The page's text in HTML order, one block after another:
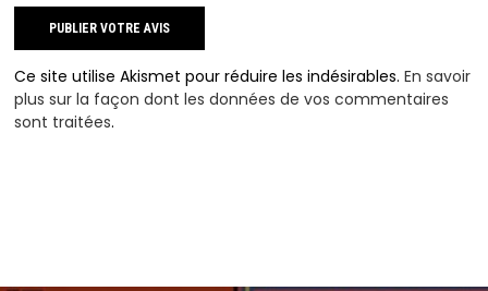
Ce site utilise Akismet pour réduire les indésirables.En savoir
plus sur la façon dont les données de vos commentaires
sont traitées.